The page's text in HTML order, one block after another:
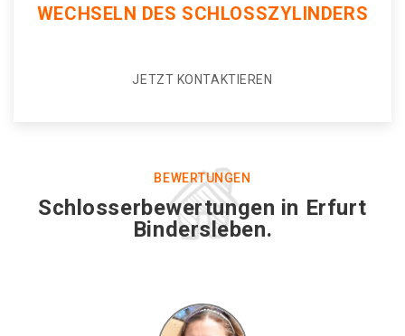
WECHSELN DES SCHLOSSZYLINDERS
JETZT KONTAKTIEREN
BEWERTUNGEN
Schlosserbewertungen in Erfurt
Bindersleben.